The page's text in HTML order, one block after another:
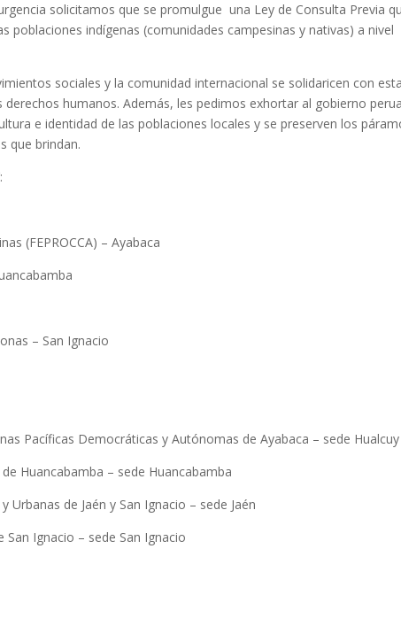
solicitamos que se promulgue una Ley de Consulta Previa
poblaciones indígenas (comunidades campesinas y nativas) a nivel
sociales y la comunidad internacional se solidaricen con esta
humanos. Además, les pedimos exhortar al gobierno
e identidad de las poblaciones locales y se preserven los
que brindan.
(FEPROCCA) – Ayabaca
– San Ignacio
Pacíficas Democráticas y Autónomas de Ayabaca – sede Hualcuy
Huancabamba – sede Huancabamba
Urbanas de Jaén y San Ignacio – sede Jaén
San Ignacio – sede San Ignacio